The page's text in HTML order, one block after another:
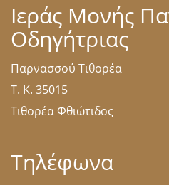
Ιεράς Μονής
Οδηγήτριας
Παρνασσού Τιθορέα
Τ. Κ. 35015
Τιθορέα Φθιώτιδος
Τηλέφωνα